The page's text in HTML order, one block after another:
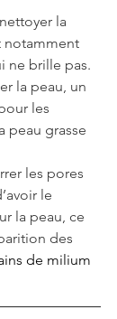
la
notamment
ne brille pas.
la peau, un
les
peau grasse
les pores
le
la peau, ce
des
de milium